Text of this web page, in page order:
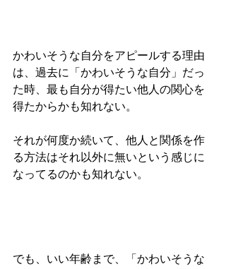
かわいそうな自分をアピールする理由
は、過去に「かわいそうな自分」だっ
た時、最も自分が得たい他人の関心を
得たからかも知れない。
それが何度か続いて、他人と関係を作
る方法はそれ以外に無いという感じに
なってるのかも知れない。
でも、いい年齢まで、「かわいそうな